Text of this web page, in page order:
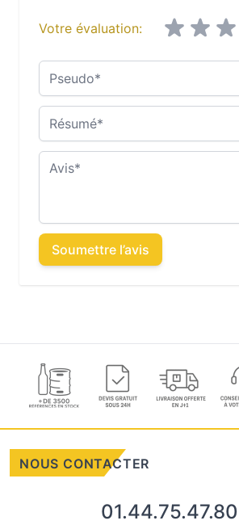
Votre évaluation:
Pseudo
Résumé
Avis
Soumettre l’avis
NOUS CONTACTER
01.44.75.47.80